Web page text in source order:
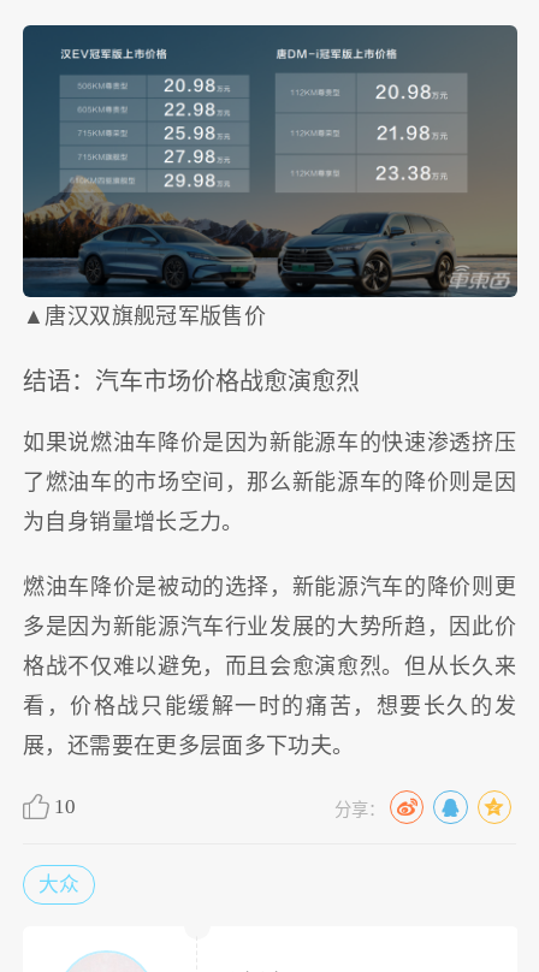
▲唐汉双旗舰冠军版售价
结语：汽车市场价格战愈演愈烈
如果说燃油车降价是因为新能源车的快速渗透挤压
了燃油车的市场空间，那么新能源车的降价则是因
为自身销量增长乏力。
燃油车降价是被动的选择，新能源汽车的降价则更
多是因为新能源汽车行业发展的大势所趋，因此价
格战不仅难以避免，而且会愈演愈烈。但从长久来
看，价格战只能缓解一时的痛苦，想要长久的发
展，还需要在更多层面多下功夫。
10 分享：
大众